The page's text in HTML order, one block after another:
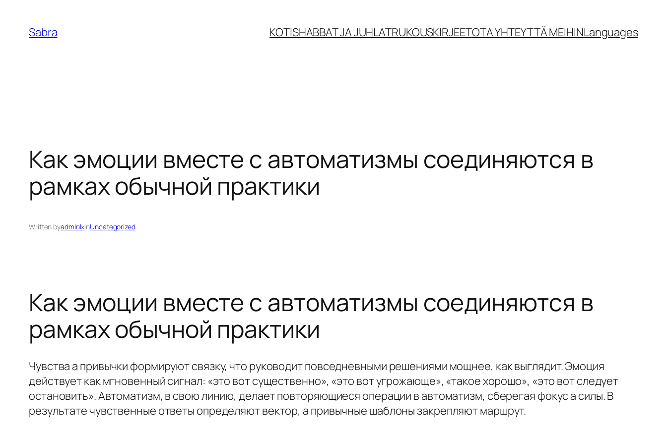
content
Sabra KOTISHABBAT JA JUHLATRUKOUSKIRJEETOTA YHTEYTTÄ MEIHINLanguages
Как эмоции вместе с автоматизмы соединяются в
рамках обычной практики
Written byadmlnlxinUncategorized
Как эмоции вместе с автоматизмы соединяются в
рамках обычной практики
Чувства а привычки формируют связку, что руководит повседневными решениями мощнее, как выглядит. Эмоция
действует как мгновенный сигнал: «это вот существенно», «это вот угрожающе», «такое хорошо», «это вот следует
остановить». Автоматизм, в свою линию, делает повторяющиеся операции в автоматизм, сберегая фокус а силы. В
результате чувственные ответы определяют вектор, а привычные шаблоны закрепляют маршрут.